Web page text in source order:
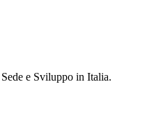
Sede e Sviluppo in Italia.